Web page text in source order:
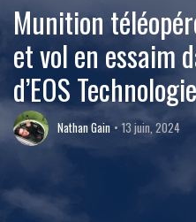
Munition
et vol en essaim
d’EOS Technologie
Nathan Gain 13 juin, 2024